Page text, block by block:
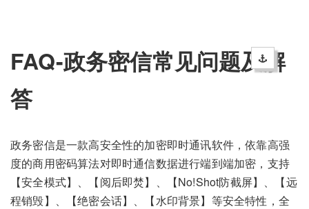
FAQ-政务密信常见问题及解
答
政务密信是一款高安全性的加密即时通讯软件，依靠高强
度的商用密码算法对即时通信数据进行端到端加密，支持
【安全模式】、【阅后即焚】、【No!Shot防截屏】、【远
程销毁】、【绝密会话】、【水印背景】等安全特性，全